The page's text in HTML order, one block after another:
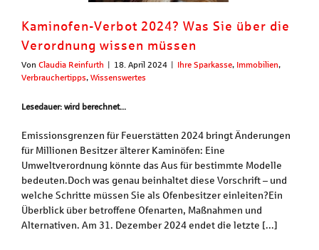
Kaminofen-Verbot 2024? Was Sie über die
Verordnung wissen müssen
Von Claudia Reinfurth | 18. April 2024 | Ihre Sparkasse, Immobilien,
Verbrauchertipps, Wissenswertes
Lesedauer: wird berechnet...
Emissionsgrenzen für Feuerstätten 2024 bringt Änderungen
für Millionen Besitzer älterer Kaminöfen: Eine
Umweltverordnung könnte das Aus für bestimmte Modelle
bedeuten.Doch was genau beinhaltet diese Vorschrift – und
welche Schritte müssen Sie als Ofenbesitzer einleiten?Ein
Überblick über betroffene Ofenarten, Maßnahmen und
Alternativen. Am 31. Dezember 2024 endet die letzte [...]